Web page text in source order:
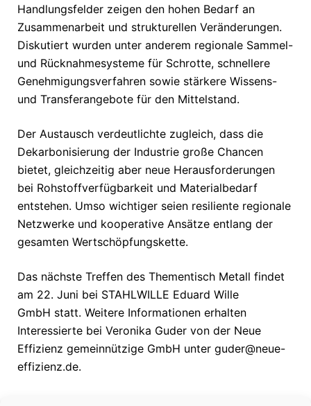
Handlungsfelder zeigen den hohen Bedarf an
Zusammenarbeit und strukturellen Veränderungen.
Diskutiert wurden unter anderem regionale Sammel-
und Rücknahmesysteme für Schrotte, schnellere
Genehmigungsverfahren sowie stärkere Wissens-
und Transferangebote für den Mittelstand.
Der Austausch verdeutlichte zugleich, dass die
Dekarbonisierung der Industrie große Chancen
bietet, gleichzeitig aber neue Herausforderungen
bei Rohstoffverfügbarkeit und Materialbedarf
entstehen. Umso wichtiger seien resiliente regionale
Netzwerke und kooperative Ansätze entlang der
gesamten Wertschöpfungskette.
Das nächste Treffen des Thementisch Metall findet
am 22. Juni bei STAHLWILLE Eduard Wille
GmbH statt. Weitere Informationen erhalten
Interessierte bei Veronika Guder von der Neue
Effizienz gemeinnützige GmbH unter guder@neue-
effizienz.de.